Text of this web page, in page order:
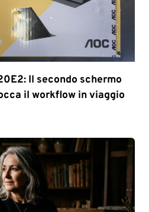
Il secondo schermo
il workflow in viaggio